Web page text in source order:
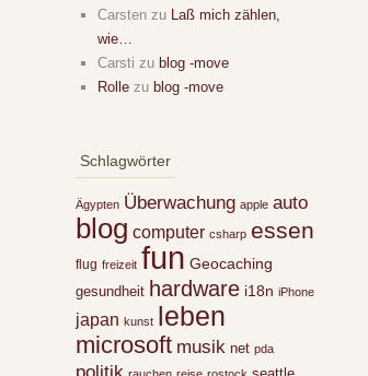
Carsten zu Laß mich zählen,
wie…
Carsti zu blog -move
Rolle zu blog -move
Schlagwörter
Ägypten Überwachung apple auto
blog computer csharp essen
flug freizeit fun Geocaching
gesundheit hardware i18n iPhone
japan kunst leben
microsoft musik net pda